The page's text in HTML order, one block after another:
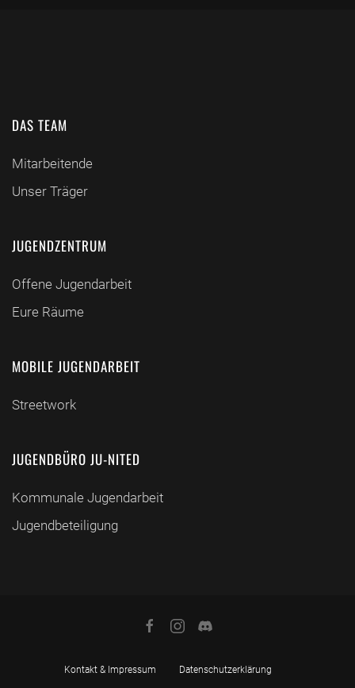
DAS TEAM
Mitarbeitende
Unser Träger
JUGENDZENTRUM
Offene Jugendarbeit
Eure Räume
MOBILE JUGENDARBEIT
Streetwork
JUGENDBÜRO JU-NITED
Kommunale Jugendarbeit
Jugendbeteiligung
Kontakt & Impressum Datenschutzerklärung